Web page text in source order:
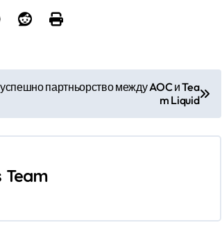
партньорство между AOC и Tea
m Liquid
Team